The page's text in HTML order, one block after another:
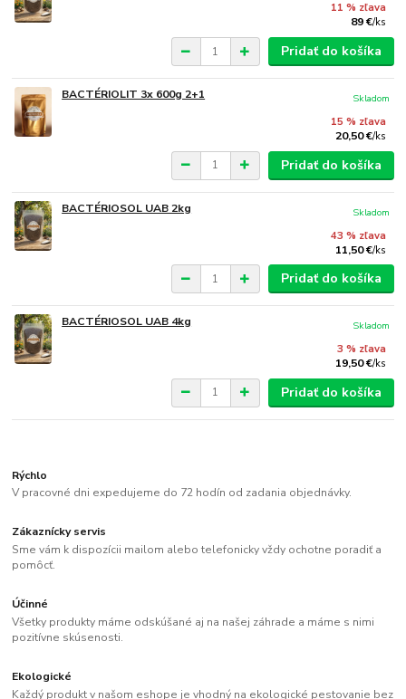
11 % zľava
89 €/ks
Pridať do košíka
BACTÉRIOLIT 3x 600g 2+1
15 % zľava
20,50 €/ks
Skladom
Pridať do košíka
BACTÉRIOSOL UAB 2kg
43 % zľava
11,50 €/ks
Skladom
Pridať do košíka
BACTÉRIOSOL UAB 4kg
3 % zľava
19,50 €/ks
Skladom
Pridať do košíka
Rýchlo
V pracovné dni expedujeme do 72 hodín od zadania objednávky.
Zákaznícky servis
Sme vám k dispozícii mailom alebo telefonicky vždy ochotne poradiť a
pomôcť.
Účinné
Všetky produkty máme odskúšané aj na našej záhrade a máme s nimi
pozitívne skúsenosti.
Ekologické
Každý produkt v našom eshope je vhodný na ekologické pestovanie bez